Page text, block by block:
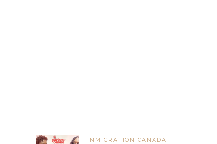
IMMIGRATION CANADA